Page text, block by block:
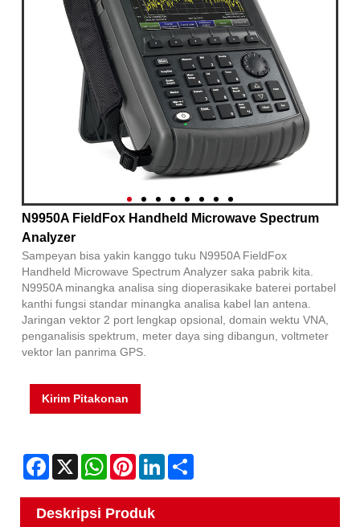
N9950A FieldFox Handheld Microwave Spectrum
Analyzer
Sampeyan bisa yakin kanggo tuku N9950A FieldFox
Handheld Microwave Spectrum Analyzer saka pabrik kita.
N9950A minangka analisa sing dioperasikake baterei portabel
kanthi fungsi standar minangka analisa kabel lan antena.
Jaringan vektor 2 port lengkap opsional, domain wektu VNA,
penganalisis spektrum, meter daya sing dibangun, voltmeter
vektor lan panrima GPS.
Kirim Pitakonan
Facebook
X WhatsAppPinterestLinkedIn
Deskripsi Produk